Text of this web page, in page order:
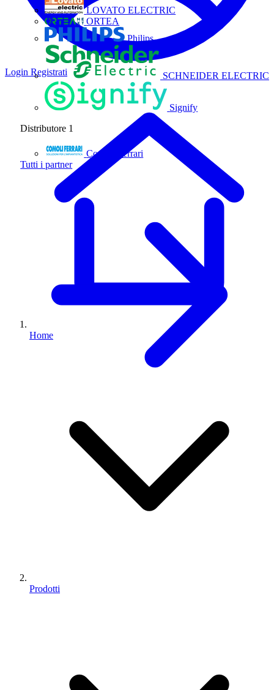
LOVATO ELECTRIC
ORTEA
Philips
SCHNEIDER ELECTRIC
Signify
Distributore 1
Comoli Ferrari
Tutti i partner
Login Registrati
Home
Prodotti